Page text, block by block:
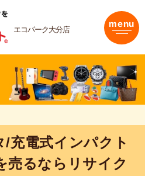
エコパーク大分店 menu
充電式インパクト
売るならリサイク